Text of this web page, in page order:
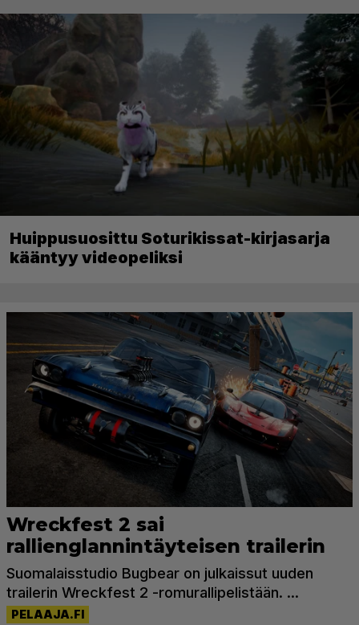
Huippusuosittu Soturikissat-kirjasarja
kääntyy videopeliksi